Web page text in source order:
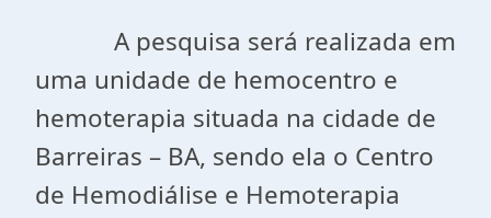
A pesquisa será realizada em
uma unidade de hemocentro e
hemoterapia situada na cidade de
Barreiras – BA, sendo ela o Centro
de Hemodiálise e Hemoterapia